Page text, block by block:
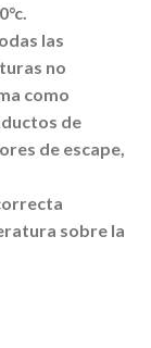
las
no
como
de
de escape,
sobre la